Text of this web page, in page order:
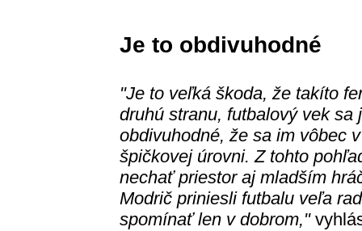
Je to obdivuhodné
"Je to veľká škoda, že takíto
druhú stranu, futbalový vek
obdivuhodné, že sa im vôbec
špičkovej úrovni. Z tohto
nechať priestor aj mladším
Modrič priniesli futbalu veľa
spomínať len v dobrom,"